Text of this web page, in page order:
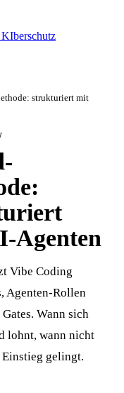
strukturiert mit
Agenten
Vibe Coding
Agenten-Rollen
Wann sich
lohnt, wann nicht
gelingt.